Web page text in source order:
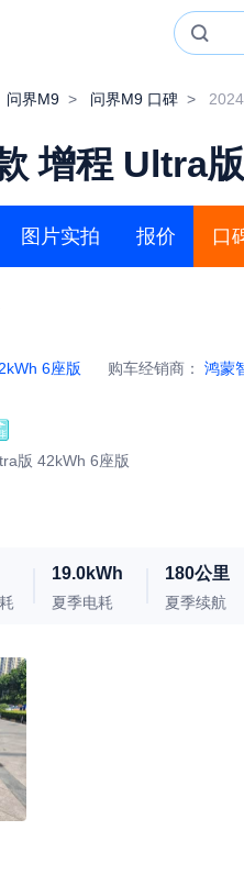
问界M9 > 问界M9 口碑 >
增程 Ultra
图片实拍 报价 口
6座版 购车经销商： 鸿蒙
版 42kWh 6座版
19.0kWh
夏季电耗
180公里
夏季续航